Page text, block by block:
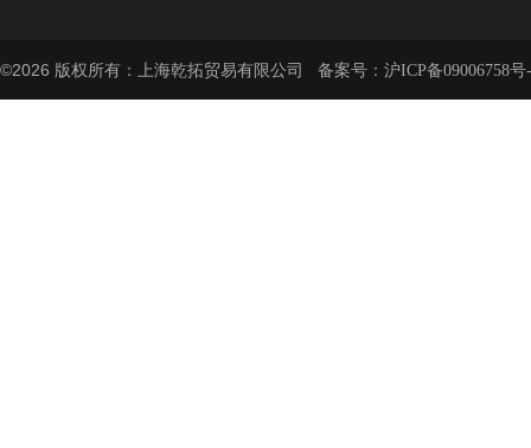
©2026 版权所有：上海乾拓贸易有限公司 备案号： 沪ICP备09006758号